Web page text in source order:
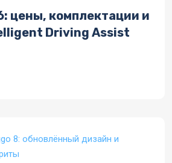
цены, комплектации и
Driving Assist